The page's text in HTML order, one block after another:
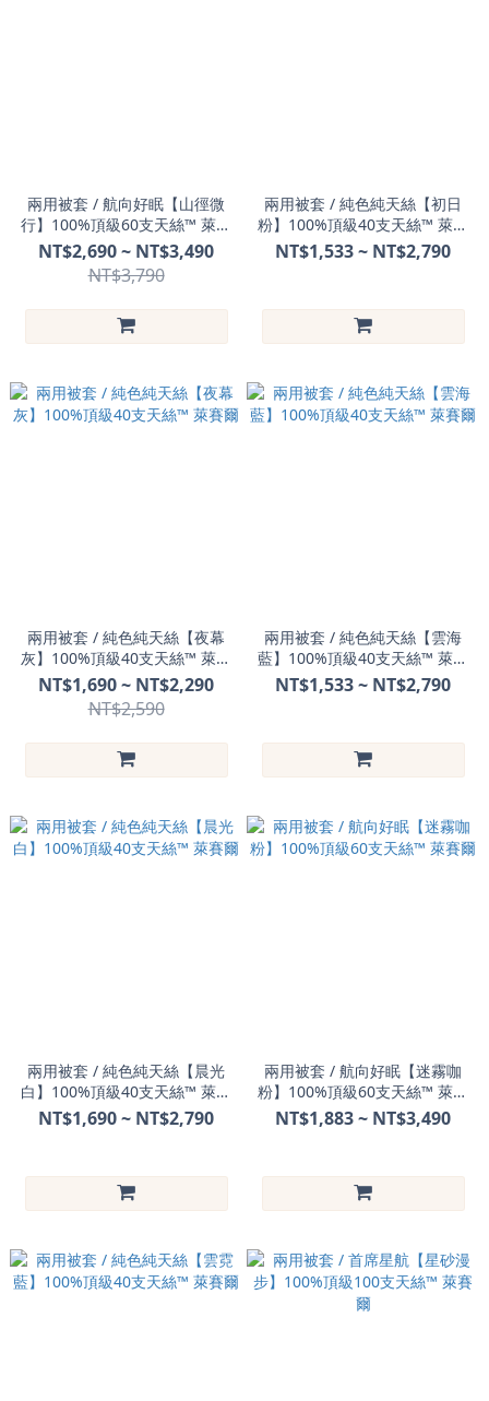
兩用被套 / 航向好眠【山徑微
行】100%頂級60支天絲™ 萊賽
爾
NT$2,690 ~ NT$3,490
NT$3,790
兩用被套 / 純色純天絲【初日
粉】100%頂級40支天絲™ 萊賽
爾
NT$1,533 ~ NT$2,790
兩用被套 / 純色純天絲【夜幕
灰】100%頂級40支天絲™ 萊賽
爾
NT$1,690 ~ NT$2,290
NT$2,590
兩用被套 / 純色純天絲【雲海
藍】100%頂級40支天絲™ 萊賽
爾
NT$1,533 ~ NT$2,790
兩用被套 / 純色純天絲【晨光
白】100%頂級40支天絲™ 萊賽
爾
NT$1,690 ~ NT$2,790
兩用被套 / 航向好眠【迷霧咖
粉】100%頂級60支天絲™ 萊賽
爾
NT$1,883 ~ NT$3,490